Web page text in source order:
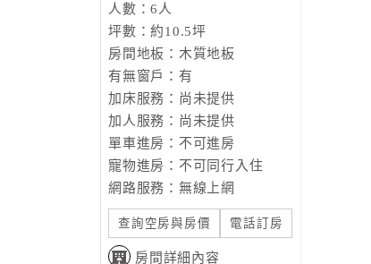
人數：6人
坪數：約10.5坪
房間地板：木質地板
有無窗戶：有
加床服務：尚未提供
加人服務：尚未提供
單車進房：不可進房
寵物進房：不可同行入住
網路服務：無線上網
查詢空房與房價 電話訂房
房間詳細內容